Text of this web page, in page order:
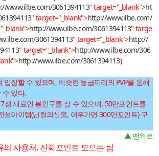
www.ilbe.com/3061394113" target="_blank">ht
" target="_blank">http://www.ilbe.com/
http://www.ilbe.com/3061394113" targe
3061394113" target="_blank">http://
" target="_blank">http://www.ilbe.com/306
http://www.ilbe.com/3061394113)
장할 수 있으며, 비슷한 등급끼리의 PVP를 통해
수 있다.
성 재료인 봉인구를 살 수 있으며, 50만포인트를
설아이템(닌릴의신물, 여우가면 300만포인트) 구
▲ 맨위로
의 사용처, 진화포인트 모으는 팁